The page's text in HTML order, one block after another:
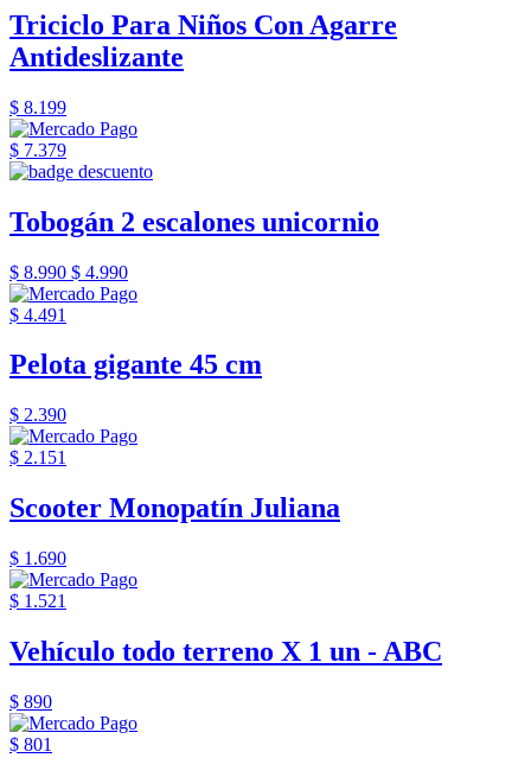
Triciclo Para Niños Con Agarre
Antideslizante
$ 8.199
$ 7.379
Tobogán 2 escalones unicornio
$ 8.990 $ 4.990
$ 4.491
Pelota gigante 45 cm
$ 2.390
$ 2.151
Scooter Monopatín Juliana
$ 1.690
$ 1.521
Vehículo todo terreno X 1 un - ABC
$ 890
$ 801